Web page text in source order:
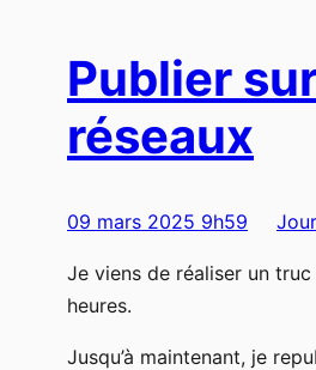
Publier
réseaux
09 mars 2025 9h59
Je viens de réaliser un
heures.
Jusqu’à maintenant, je